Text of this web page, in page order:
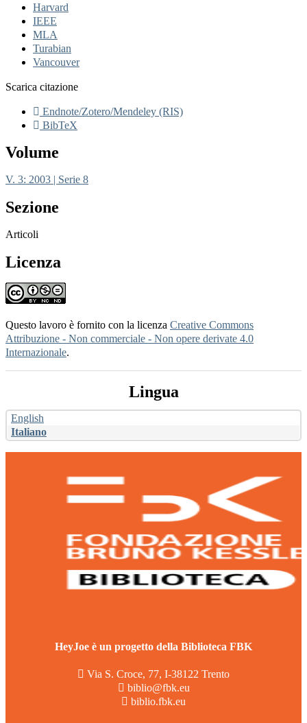
Harvard
IEEE
MLA
Turabian
Vancouver
Scarica citazione
Endnote/Zotero/Mendeley (RIS)
BibTeX
Volume
V. 3: 2003 | Serie 8
Sezione
Articoli
Licenza
Questo lavoro è fornito con la licenza Creative Commons
Attribuzione - Non commerciale - Non opere derivate 4.0
Internazionale.
Lingua
English
Italiano
HeyJoe è un progetto della Biblioteca FBK
Via S. Croce, 77, I-38122 Trento
biblio@fbk.eu
biblio.fbk.eu